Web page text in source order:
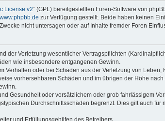
License v2“ (GPL) bereitgestellten Foren-Software von
www.phpbb.de zur Verfügung gestellt. Beide haben keinen
nicht untersagen oder auf Inhalte fremder Foren
der Verletzung wesentlicher Vertragspflichten
wie insbesondere entgangenen Gewinn.
oder bei Schäden aus der Verletzung von Leben,
vorhersehbaren Schäden und im übrigen der Höhe
Gesundheit oder vorsätzlichem oder grob fahrlässigem
Durchschnittsschäden begrenzt. Dies gilt auch
und Erfüllungsgehilfen des Betreibers.